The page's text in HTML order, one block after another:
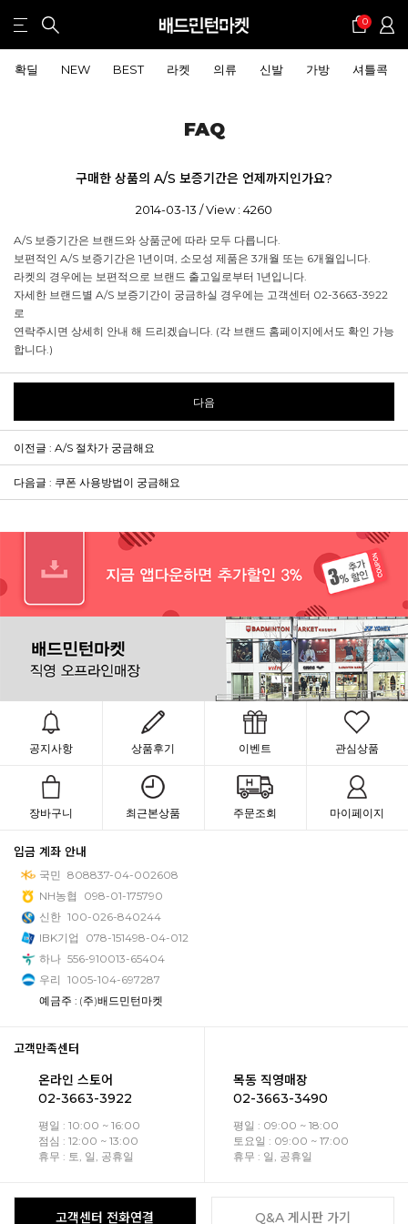
0
확딜 NEW BEST 라켓 의류 신발 가방 셔틀콕
FAQ
구매한 상품의 A/S 보증기간은 언제까지인가요?
2014-03-13 / View : 4260
A/S 보증기간은 브랜드와 상품군에 따라 모두 다릅니다.
보편적인 A/S 보증기간은 1년이며, 소모성 제품은 3개월 또는 6개월입니다.
라켓의 경우에는 보편적으로 브랜드 출고일로부터 1년입니다.
자세한 브랜드별 A/S 보증기간이 궁금하실 경우에는 고객센터 02-3663-3922
로
연락주시면 상세히 안내 해 드리겠습니다. (각 브랜드 홈페이지에서도 확인 가능
합니다.)
다음
이전글 : A/S 절차가 궁금해요
다음글 : 쿠폰 사용방법이 궁금해요
공지사항 상품후기 이벤트 관심상품
장바구니 최근본상품 주문조회 마이페이지
입금 계좌 안내
국민 808837-04-002608
NH농협
098-01-175790
신한 100-026-840244
IBK기업
078-151498-04-012
하나 556-910013-65404
우리 1005-104-697287
예금주 : (주)배드민턴마켓
고객만족센터
온라인 스토어
02-3663-3922
평일 : 10:00 ~ 16:00
점심 : 12:00 ~ 13:00
휴무 : 토, 일, 공휴일
목동 직영매장
02-3663-3490
평일 : 09:00 ~ 18:00
토요일 : 09:00 ~ 17:00
휴무 : 일, 공휴일
고객센터 전화연결 Q&A 게시판 가기